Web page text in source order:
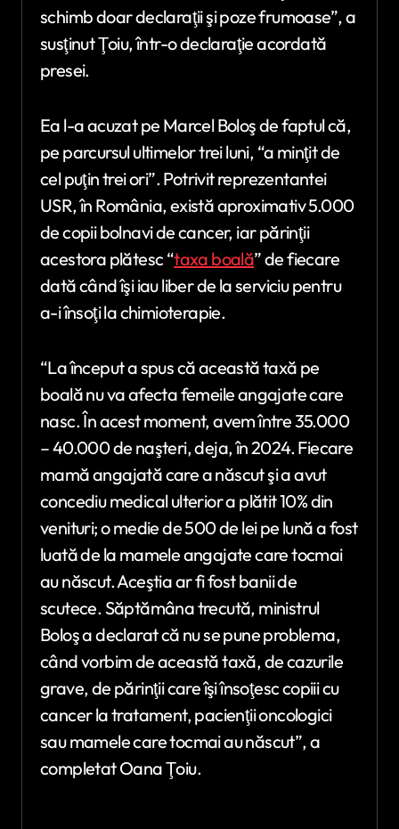
schimb doar declaraţii şi poze frumoase”, a
susţinut Ţoiu, într-o declaraţie acordată
presei.
Ea l-a acuzat pe Marcel Boloş de faptul că,
pe parcursul ultimelor trei luni, “a minţit de
cel puţin trei ori”. Potrivit reprezentantei
USR, în România, există aproximativ 5.000
de copii bolnavi de cancer, iar părinţii
acestora plătesc “taxa boală” de fiecare
dată când îşi iau liber de la serviciu pentru
a-i însoţi la chimioterapie.
“La început a spus că această taxă pe
boală nu va afecta femeile angajate care
nasc. În acest moment, avem între 35.000
– 40.000 de naşteri, deja, în 2024. Fiecare
mamă angajată care a născut şi a avut
concediu medical ulterior a plătit 10% din
venituri; o medie de 500 de lei pe lună a fost
luată de la mamele angajate care tocmai
au născut. Aceştia ar fi fost banii de
scutece. Săptămâna trecută, ministrul
Boloş a declarat că nu se pune problema,
când vorbim de această taxă, de cazurile
grave, de părinţii care îşi însoţesc copiii cu
cancer la tratament, pacienţii oncologici
sau mamele care tocmai au născut”, a
completat Oana Ţoiu.